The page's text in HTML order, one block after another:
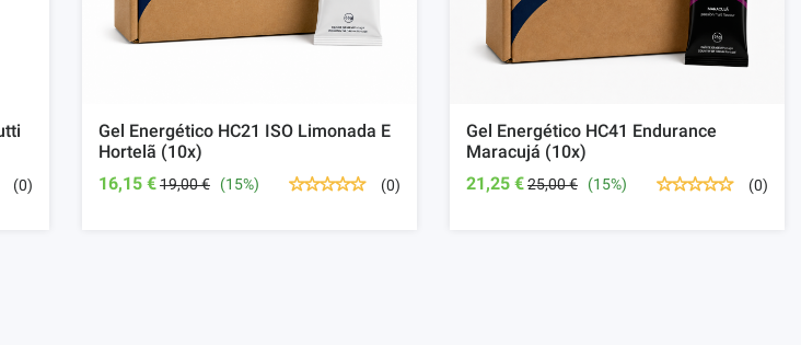
(0)
Gel Energético HC21 ISO Limonada E
Hortelã (10x)
16,15 €19,00 € (15%) (0)
Gel Energético HC41 Endurance
Maracujá (10x)
21,25 €25,00 € (15%) (0)